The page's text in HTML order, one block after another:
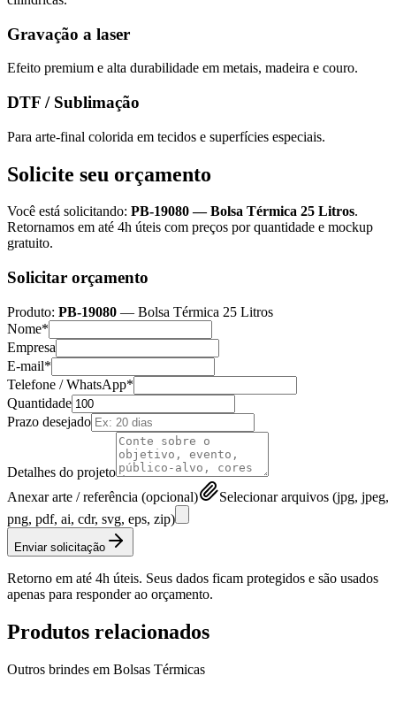
Gravação a laser
Efeito premium e alta durabilidade em metais, madeira e couro.
DTF / Sublimação
Para arte-final colorida em tecidos e superfícies especiais.
Solicite seu orçamento
Você está solicitando: PB-19080—Bolsa Térmica 25 Litros.
Retornamos em até 4h úteis com preços por quantidade e mockup
gratuito.
Solicitar orçamento
Produto: PB-19080 — Bolsa Térmica 25 Litros
Nome*
Empresa
E-mail*
Telefone / WhatsApp*
Quantidade
Prazo desejado
Detalhes do projeto
Anexar arte / referência (opcional)
Selecionar arquivos (jpg, jpeg,
png, pdf, ai, cdr, svg, eps, zip)
Enviar solicitação
Retorno em até 4h úteis. Seus dados ficam protegidos e são usados
apenas para responder ao orçamento.
Produtos relacionados
Outros brindes em Bolsas Térmicas